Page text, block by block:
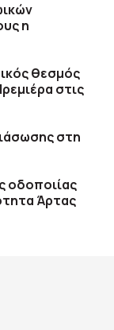
η
θεσμός
στις
στη
οδοποιίας
Άρτας